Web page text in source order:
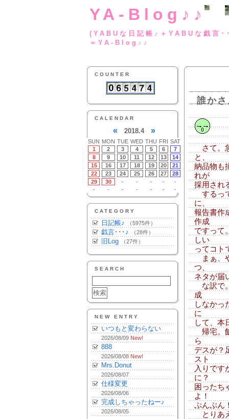
YA-Blog♪♪
(YABUな日記帳♪
＝YA-Blog♪♪
COUNTER
CALENDAR
« 2018.4 »
SUN MON TUE WED THU FRI SAT
1
2 3 4 5 6
7
8
9 10 11 12 13
14
15
16 17 18 19 20
21
22
23 24 25 26 27
28
29
30 - - - -
-
-
- - - - - -
CATEGORY
日記帳♪ （5975件）
戯言･･･♪ （28件）
旧Log （27件）
SEARCH
NEW ENTRY
いつもと変わらない
2026/08/09 New!
888
2026/08/08 New!
Mrs.Donut
2026/08/07
仕様変更
2026/08/06
完成しちゃったねー♪
2026/08/05
誰か
さて。
と、
納品物も
れが
採用され
するっ
に、
報告書作
作成
ですって
しい
ってコト
まぁ、
つ、
ネタが届
な訳で
成
しなかっ
に
して、本
帰宅。
ら
デスが？
スト
入りです
に？
困ったち
よ！
ぷんぷん
とりあ